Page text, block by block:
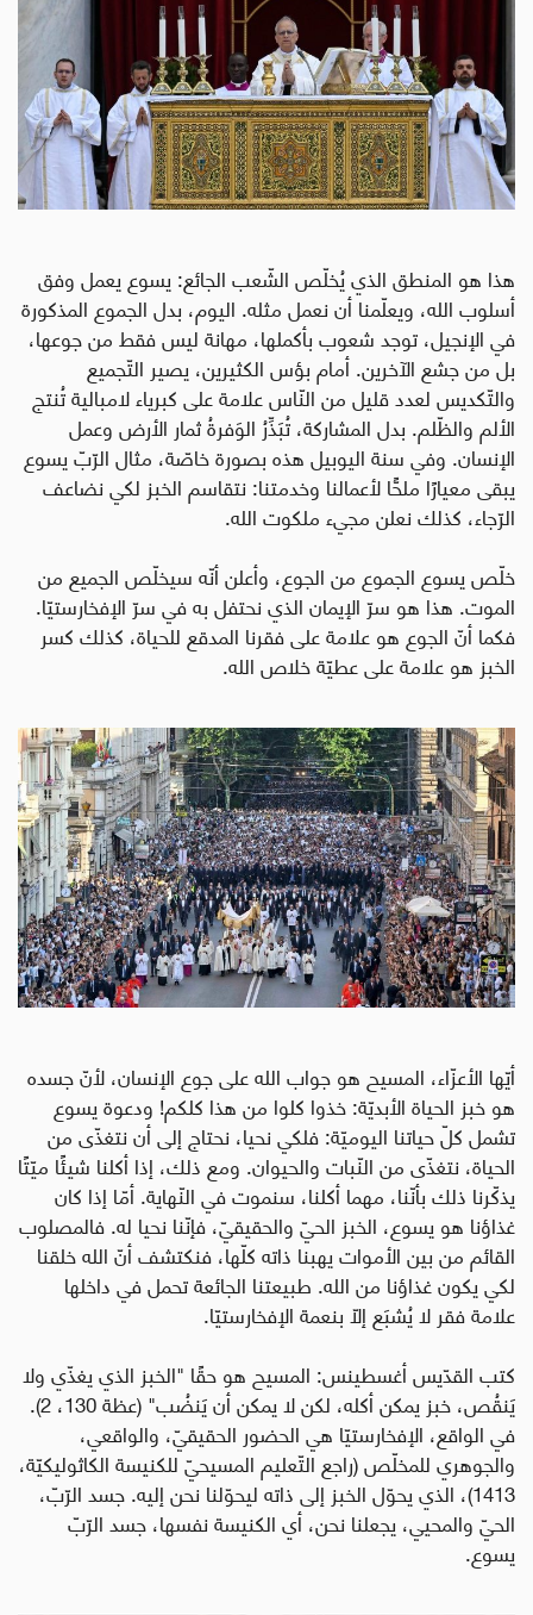
هذا هو المنطق الذي يُخلّص الشّعب الجائع: يسوع يعمل وفق
أسلوب الله، ويعلّمنا أن نعمل مثله. اليوم، بدل الجموع المذكورة
في الإنجيل، توجد شعوب بأكملها، مهانة ليس فقط من جوعها،
بل من جشع الآخرين. أمام بؤس الكثيرين، يصير التّجميع
والتّكديس لعدد قليل من النّاس علامة على كبرياء لامبالية تُنتج
الألم والظّلم. بدل المشاركة، تُبَذِّرُ الوَفرةُ ثمار الأرض وعمل
الإنسان. وفي سنة اليوبيل هذه بصورة خاصّة، مثال الرّبّ يسوع
يبقى معيارًا ملحًّا لأعمالنا وخدمتنا: نتقاسم الخبز لكي نضاعف
الرّجاء، كذلك نعلن مجيء ملكوت الله.
خلّص يسوع الجموع من الجوع، وأعلن أنّه سيخلّص الجميع من
الموت. هذا هو سرّ الإيمان الذي نحتفل به في سرّ الإفخارستيّا.
فكما أنّ الجوع هو علامة على فقرنا المدقع للحياة، كذلك كسر
الخبز هو علامة على عطيّة خلاص الله.
أيّها الأعزّاء، المسيح هو جواب الله على جوع الإنسان، لأنّ جسده
هو خبز الحياة الأبديّة: خذوا كلوا من هذا كلكم! ودعوة يسوع
تشمل كلّ حياتنا اليوميّة: فلكي نحيا، نحتاج إلى أن نتغذّى من
الحياة، نتغذّى من النّبات والحيوان. ومع ذلك، إذا أكلنا شيئًا ميّتًا
يذكّرنا ذلك بأنّنا، مهما أكلنا، سنموت في النّهاية. أمّا إذا كان
غذاؤنا هو يسوع، الخبز الحيّ والحقيقيّ، فإنّنا نحيا له. فالمصلوب
القائم من بين الأموات يهبنا ذاته كلّها، فنكتشف أنّ الله خلقنا
لكي يكون غذاؤنا من الله. طبيعتنا الجائعة تحمل في داخلها
علامة فقر لا يُشبَع إلّا بنعمة الإفخارستيّا.
كتب القدّيس أغسطينس: المسيح هو حقًا "الخبز الذي يغذّي ولا
يَنقُص، خبز يمكن أكله، لكن لا يمكن أن يَنضُب" (عظة 130، 2).
في الواقع، الإفخارستيّا هي الحضور الحقيقيّ، والواقعي،
والجوهري للمخلّص (راجع التّعليم المسيحيّ للكنيسة الكاثوليكيّة،
1413)، الذي يحوّل الخبز إلى ذاته ليحوّلنا نحن إليه. جسد الرّبّ،
الحيّ والمحيي، يجعلنا نحن، أي الكنيسة نفسها، جسد الرّبّ
يسوع.